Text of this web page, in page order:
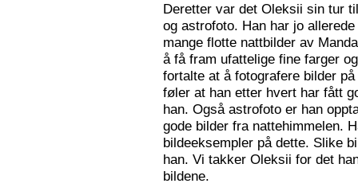
Deretter var det Oleksii sin tur
og astrofoto. Han har jo
mange flotte nattbilder av
å få fram ufattelige fine farger
fortalte at å fotografere bilder
føler at han etter hvert har fått
han. Også astrofoto er han
gode bilder fra nattehimmelen.
bildeeksempler på dette. Slike
han. Vi takker Oleksii for det
bildene.